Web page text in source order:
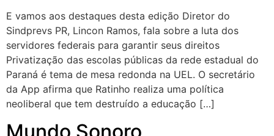
E vamos aos destaques desta edição Diretor do
Sindprevs PR, Lincon Ramos, fala sobre a luta dos
servidores federais para garantir seus direitos
Privatização das escolas públicas da rede estadual do
Paraná é tema de mesa redonda na UEL. O secretário
da App afirma que Ratinho realiza uma política
neoliberal que tem destruído a educação […]